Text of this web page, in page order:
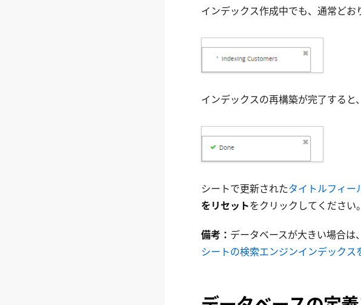
インデックス作成中でも、通常どお
インデックスの再構築が完了すると
シートで更新されたタイトルフィー
をリセットをクリックしてください。
備考： データベースが大きい場合は
シートの検索エンジンインデックス